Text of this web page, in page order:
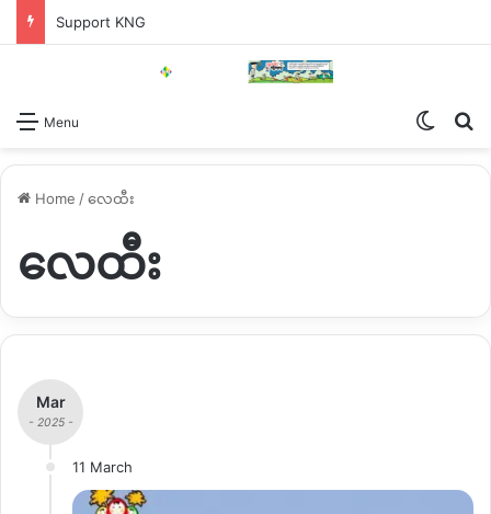
Support KNG
Menu
Home /လေထီး
လေထီး
Mar
- 2025 -
11 March